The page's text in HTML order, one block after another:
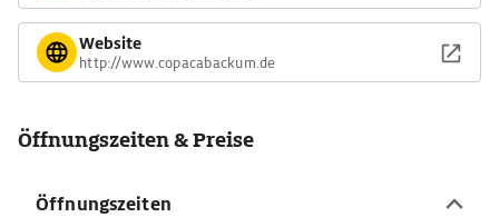
Website
http://www.copacabackum.de
Öffnungszeiten & Preise
Öffnungszeiten